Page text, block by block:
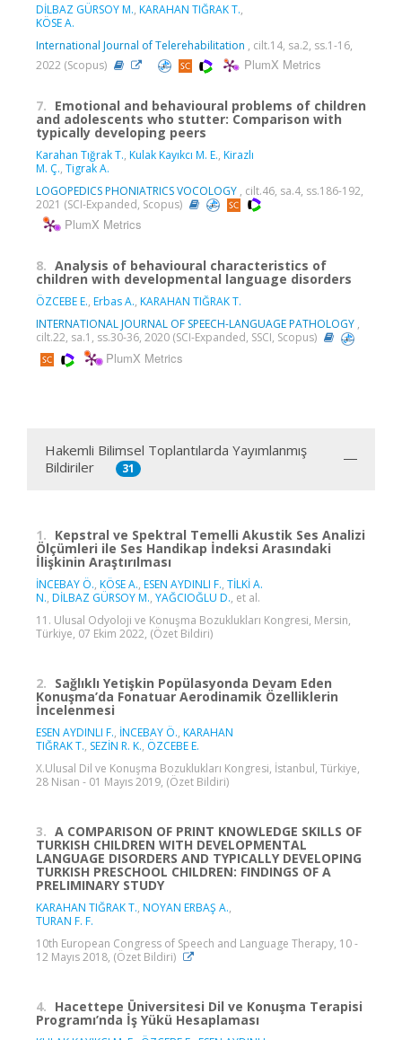
DİLBAZ GÜRSOY M., KARAHAN TIĞRAK T.,
KÖSE A.
International Journal of Telerehabilitation , cilt.14, sa.2, ss.1-16,
2022 (Scopus)
PlumX Metrics
7. Emotional and behavioural problems of children
and adolescents who stutter: Comparison with
typically developing peers
Karahan Tığrak T., Kulak Kayıkcı M. E., Kirazlı
M. Ç., Tigrak A.
LOGOPEDICS PHONIATRICS VOCOLOGY , cilt.46, sa.4, ss.186-192,
2021 (SCI-Expanded, Scopus)
PlumX Metrics
8. Analysis of behavioural characteristics of
children with developmental language disorders
ÖZCEBE E., Erbas A., KARAHAN TIĞRAK T.
INTERNATIONAL JOURNAL OF SPEECH-LANGUAGE PATHOLOGY ,
cilt.22, sa.1, ss.30-36, 2020 (SCI-Expanded, SSCI, Scopus)
PlumX Metrics
Hakemli Bilimsel Toplantılarda Yayımlanmış
Bildiriler
31
1. Kepstral ve Spektral Temelli Akustik Ses Analizi
Ölçümleri ile Ses Handikap İndeksi Arasındaki
İlişkinin Araştırılması
İNCEBAY Ö., KÖSE A., ESEN AYDINLI F., TİLKİ A.
N., DİLBAZ GÜRSOY M., YAĞCIOĞLU D., et al.
11. Ulusal Odyoloji ve Konuşma Bozuklukları Kongresi, Mersin,
Türkiye, 07 Ekim 2022, (Özet Bildiri)
2. Sağlıklı Yetişkin Popülasyonda Devam Eden
Konuşma’da Fonatuar Aerodinamik Özelliklerin
İncelenmesi
ESEN AYDINLI F., İNCEBAY Ö., KARAHAN
TIĞRAK T., SEZİN R. K., ÖZCEBE E.
X.Ulusal Dil ve Konuşma Bozuklukları Kongresi, İstanbul, Türkiye,
28 Nisan - 01 Mayıs 2019, (Özet Bildiri)
3. A COMPARISON OF PRINT KNOWLEDGE SKILLS OF
TURKISH CHILDREN WITH DEVELOPMENTAL
LANGUAGE DISORDERS AND TYPICALLY DEVELOPING
TURKISH PRESCHOOL CHILDREN: FINDINGS OF A
PRELIMINARY STUDY
KARAHAN TIĞRAK T., NOYAN ERBAŞ A.,
TURAN F. F.
10th European Congress of Speech and Language Therapy, 10 -
12 Mayıs 2018, (Özet Bildiri)
4. Hacettepe Üniversitesi Dil ve Konuşma Terapisi
Programı’nda İş Yükü Hesaplaması